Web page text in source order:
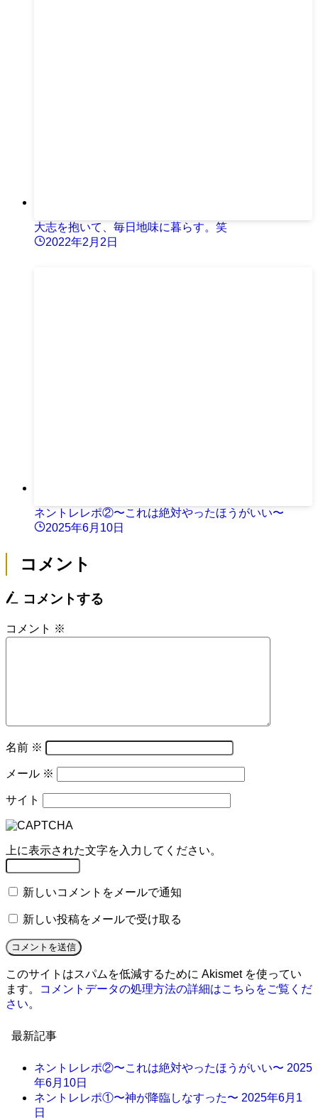
大志を抱いて、毎日地味に暮らす。笑
2022年2月2日
ネントレレポ②〜これは絶対やったほうがいい〜
2025年6月10日
コメント
コメントする
コメント ※
名前 ※
メール ※
サイト
上に表示された文字を入力してください。
新しいコメントをメールで通知
新しい投稿をメールで受け取る
このサイトはスパムを低減するために Akismet を使ってい
ます。
コメントデータの処理方法の詳細はこちらをご覧くだ
さい。
最新記事
ネントレレポ②〜これは絶対やったほうがいい〜 2025
年6月10日
ネントレレポ①〜神が降臨しなすった〜 2025年6月1
日